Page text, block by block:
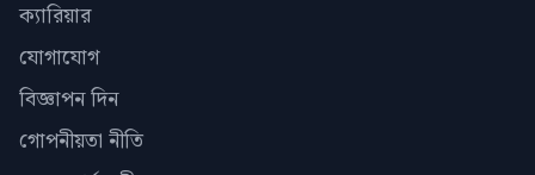
ক্যারিয়ার
যোগাযোগ
বিজ্ঞাপন দিন
গোপনীয়তা নীতি